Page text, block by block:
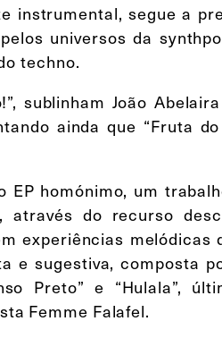
instrumental, segue a
universos da
techno.
sublinham João
ainda que “Fruta
homónimo, um
do recurso
experiências melódicas
e sugestiva, composta
Preto” e “Hulala”,
Femme Falafel.